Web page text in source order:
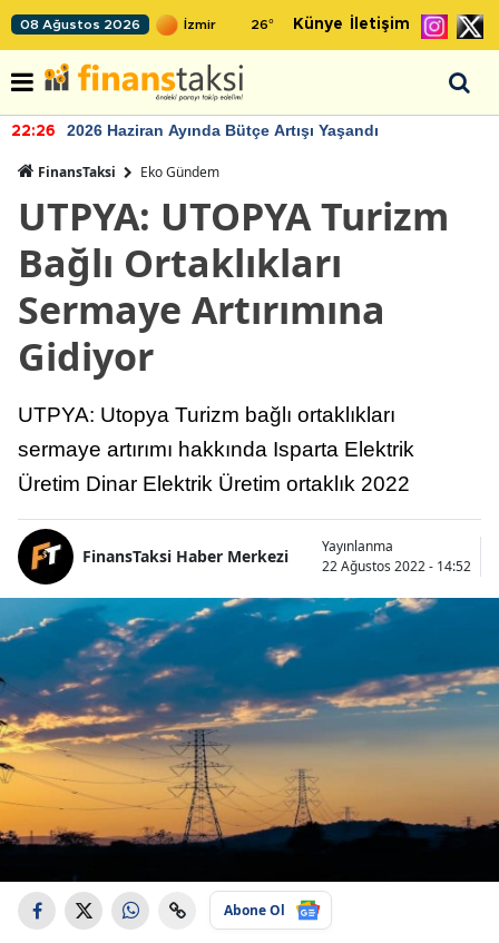
08 Ağustos 2026 26° Künye İletişim
22:26 2026 Haziran Ayında Bütçe Artışı Yaşandı
FinansTaksi Eko Gündem
UTPYA: UTOPYA Turizm
Bağlı Ortaklıkları
Sermaye Artırımına
Gidiyor
UTPYA: Utopya Turizm bağlı ortaklıkları
sermaye artırımı hakkında Isparta Elektrik
Üretim Dinar Elektrik Üretim ortaklık 2022
FinansTaksi Haber Merkezi
Yayınlanma
22 Ağustos 2022 - 14:52
Abone Ol